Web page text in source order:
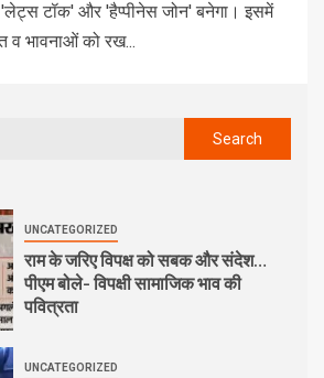
टॉक' और 'हैप्पीनेस जोन' बनेगा। इसमें
व भावनाओं को रख...
UNCATEGORIZED
राम के जरिए विपक्ष को सबक और संदेश…
पीएम बोले- विपक्षी सामाजिक भाव की
पवित्रता
UNCATEGORIZED